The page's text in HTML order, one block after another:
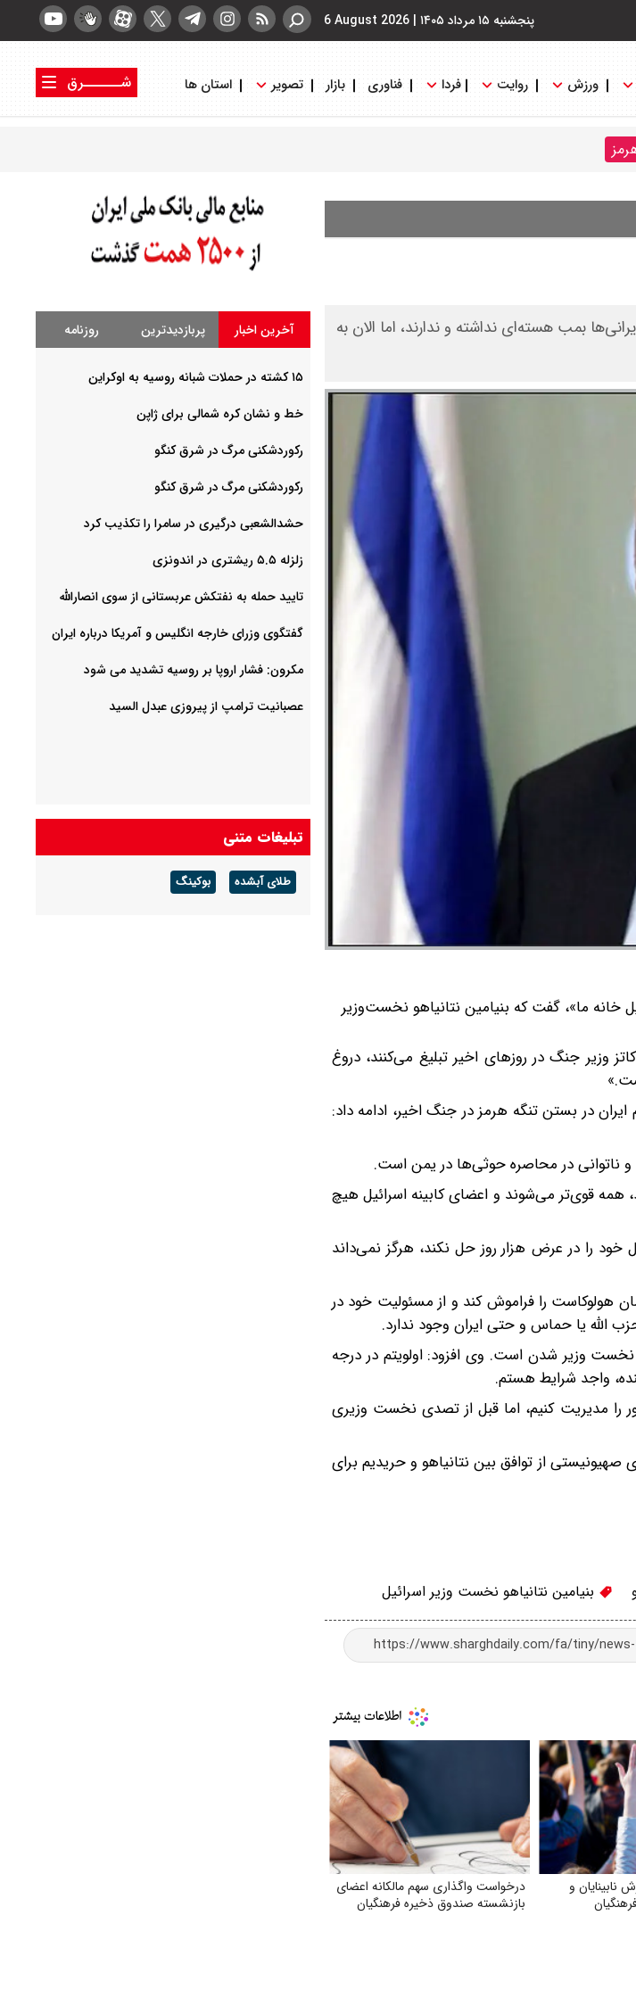
پنجشنبه ۱۵ مرداد ۱۴۰۵ |
6 August 2026
ورزش روایت فردا فناوری بازار تصویر استان ها
شــــــرق
بمب هسته‌ای نداشته و ندارند، اما الان به
خانه ما»، گفت که بنیامین نتانیاهو نخست‌وزیر
وزیر جنگ در روزهای اخیر تبلیغ می‌کنند، دروغ
در بستن تنگه هرمز در جنگ اخیر، ادامه داد:
و ناتوانی در محاصره حوثی‌ها در یمن است.
همه قوی‌تر می‌شوند و اعضای کابینه اسرائیل هیچ
خود را در عرض هزار روز حل نکند، هرگز نمی‌داند
هولوکاست را فراموش کند و از مسئولیت خود در
الله یا حماس و حتی ایران وجود ندارد.
و نخست وزیر شدن است. وی افزود: اولویتم در درجه
واجد شرایط هستم.
را مدیریت کنیم، اما قبل از تصدی نخست وزیری
اکتبر برگزار شود، اما گزارش های صهیونیستی از توافق بین نتانیاهو و حریدیم برای
بنیامین نتانیاهو نخست وزیر اسرائیل
نابینایان و
درخواست واگذاری سهم مالکانه اعضای
بازنشسته صندوق ذخیره فرهنگیان
آخرین اخبار پربازدیدترین روزنامه
۱۵ کشته در حملات شبانه روسیه به اوکراین
خط و نشان کره شمالی برای ژاپن
رکوردشکنی مرگ در شرق کنگو
رکوردشکنی مرگ در شرق کنگو
حشدالشعبی درگیری در سامرا را تکذیب کرد
زلزله ۵.۵ ریشتری در اندونزی
تایید حمله به نفتکش عربستانی از سوی انصارالله
گفتگوی وزرای خارجه انگلیس و آمریکا درباره ایران
مکرون: فشار اروپا بر روسیه تشدید می شود
عصبانیت ترامپ از پیروزی عبدل السید
تبلیغات متنی
طلای آبشده بوکینگ